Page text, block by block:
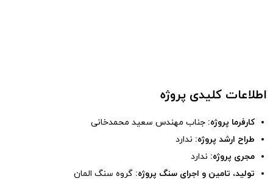
اطلاعات کلیدی پروژه
کارفرما پروژه: جناب مهندس سعید محمدخانی
طراح ارشد پروژه: ندارد
مجری پروژه: ندارد
تولید، تامین و اجرای سنگ پروژه: گروه سنگ المان